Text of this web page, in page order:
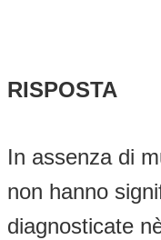
RISPOSTA
In assenza di
non hanno
diagnosticate